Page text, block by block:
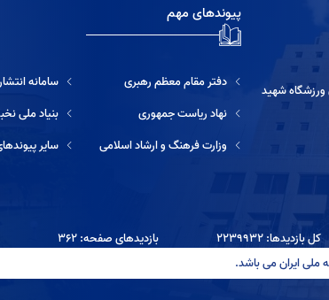
ورزشگاه شهید
پیوندهای مهم
کل بازدیدها: ۲۲۳۹۹۳۲ بازدیدهای صفحه: ۳۶۲
ملی ایران می باشد.